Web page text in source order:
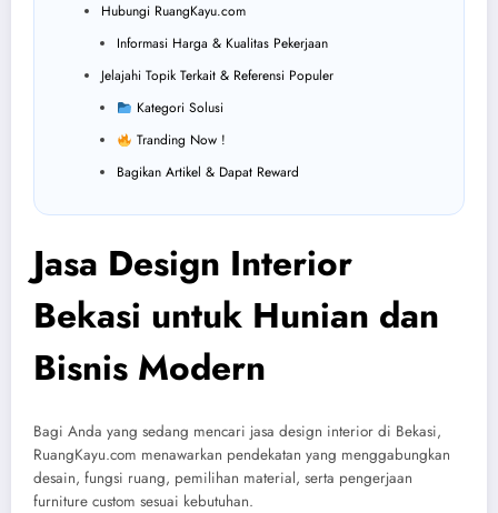
Hubungi RuangKayu.com
Informasi Harga & Kualitas Pekerjaan
Jelajahi Topik Terkait & Referensi Populer
Kategori Solusi
Tranding Now !
Bagikan Artikel & Dapat Reward
Jasa Design Interior
Bekasi untuk Hunian dan
Bisnis Modern
Bagi Anda yang sedang mencari jasa design interior di Bekasi,
RuangKayu.com menawarkan pendekatan yang menggabungkan
desain, fungsi ruang, pemilihan material, serta pengerjaan
furniture custom sesuai kebutuhan.